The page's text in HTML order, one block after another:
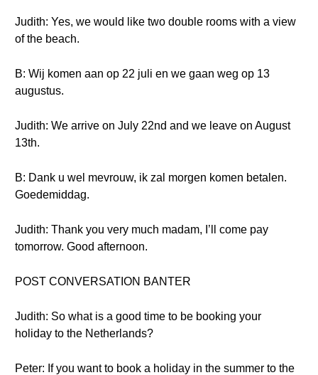
Judith: Yes, we would like two double rooms with a view
of the beach.
B: Wij komen aan op 22 juli en we gaan weg op 13
augustus.
Judith: We arrive on July 22nd and we leave on August
13th.
B: Dank u wel mevrouw, ik zal morgen komen betalen.
Goedemiddag.
Judith: Thank you very much madam, I’ll come pay
tomorrow. Good afternoon.
POST CONVERSATION BANTER
Judith: So what is a good time to be booking your
holiday to the Netherlands?
Peter: If you want to book a holiday in the summer to the